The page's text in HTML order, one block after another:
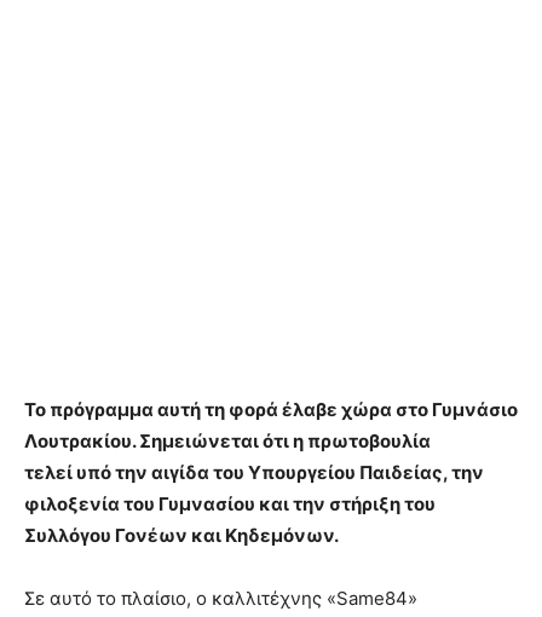
Το πρόγραμμα αυτή τη φορά έλαβε χώρα στο Γυμνάσιο
Λουτρακίου. Σημειώνεται ότι η πρωτοβουλία
τελεί υπό την αιγίδα του Υπουργείου Παιδείας, την
φιλοξενία του Γυμνασίου και την στήριξη του
Συλλόγου Γονέων και Κηδεμόνων.
Σε αυτό το πλαίσιο, ο καλλιτέχνης «Same84»